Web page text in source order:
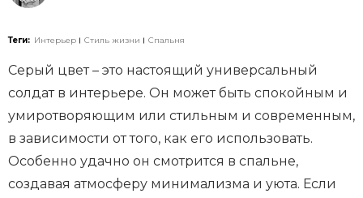
Теги: Интерьер Стиль жизни Спальня
Серый цвет – это настоящий универсальный
солдат в интерьере. Он может быть спокойным и
умиротворяющим или стильным и современным,
в зависимости от того, как его использовать.
Особенно удачно он смотрится в спальне,
создавая атмосферу минимализма и уюта. Если